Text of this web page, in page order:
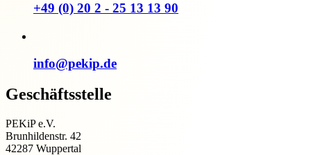
+49 (0) 20 2 - 25 13 13 90
info@pekip.de
Geschäftsstelle
PEKiP e.V.
Brunhildenstr. 42
42287 Wuppertal